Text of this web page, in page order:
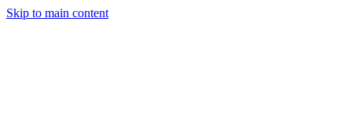
Skip to main content